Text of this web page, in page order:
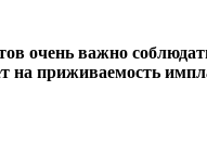
очень важно
на приживаемость